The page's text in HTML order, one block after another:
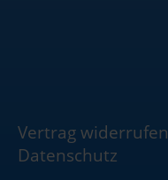
Vertrag widerrufen
Datenschutz